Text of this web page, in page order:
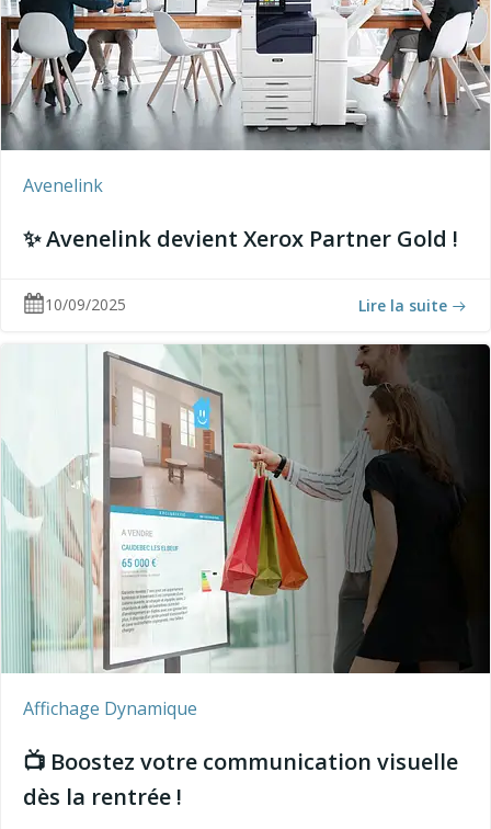
Avenelink
✨ Avenelink devient Xerox Partner Gold !
10/09/2025 Lire la suite
Affichage Dynamique
📺 Boostez votre communication visuelle
dès la rentrée !